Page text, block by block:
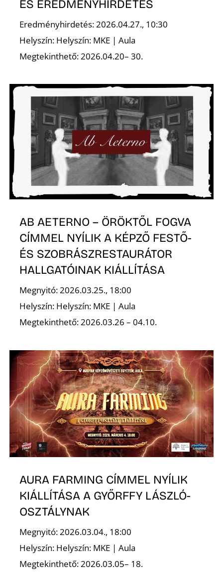
ÉS EREDMÉNYHIRDETÉS
Eredményhirdetés: 2026.04.27., 10:30
Helyszín: Helyszín: MKE | Aula
Megtekinthető: 2026.04.20– 30.
AB AETERNO – ÖRÖKTŐL FOGVA
CÍMMEL NYÍLIK A KÉPZŐ FESTŐ-
ÉS SZOBRÁSZRESTAURÁTOR
HALLGATÓINAK KIÁLLÍTÁSA
Megnyitó: 2026.03.25., 18:00
Helyszín: Helyszín: MKE | Aula
Megtekinthető: 2026.03.26 – 04.10.
AURA FARMING CÍMMEL NYÍLIK
KIÁLLÍTÁSA A GYŐRFFY LÁSZLÓ-
OSZTÁLYNAK
Megnyitó: 2026.03.04., 18:00
Helyszín: Helyszín: MKE | Aula
Megtekinthető: 2026.03.05– 18.